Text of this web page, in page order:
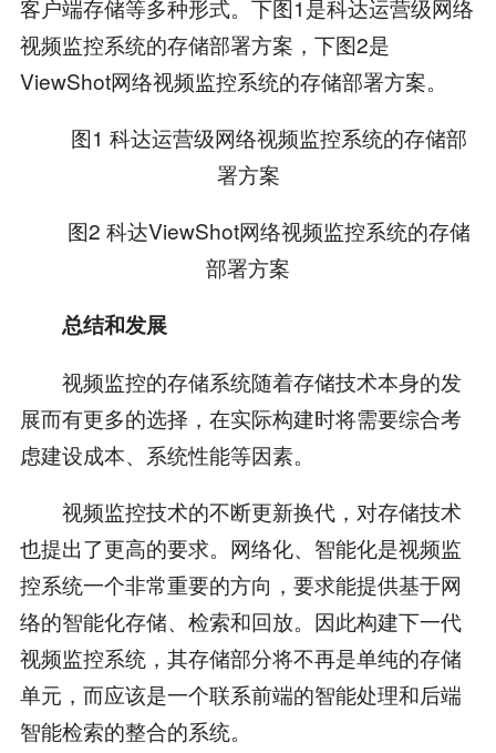
客户端存储等多种形式。下图1是科达运营级网络
视频监控系统的存储部署方案，下图2是
ViewShot网络视频监控系统的存储部署方案。
图1 科达运营级网络视频监控系统的存储部
署方案
图2 科达ViewShot网络视频监控系统的存储
部署方案
总结和发展
视频监控的存储系统随着存储技术本身的发
展而有更多的选择，在实际构建时将需要综合考
虑建设成本、系统性能等因素。
视频监控技术的不断更新换代，对存储技术
也提出了更高的要求。网络化、智能化是视频监
控系统一个非常重要的方向，要求能提供基于网
络的智能化存储、检索和回放。因此构建下一代
视频监控系统，其存储部分将不再是单纯的存储
单元，而应该是一个联系前端的智能处理和后端
智能检索的整合的系统。